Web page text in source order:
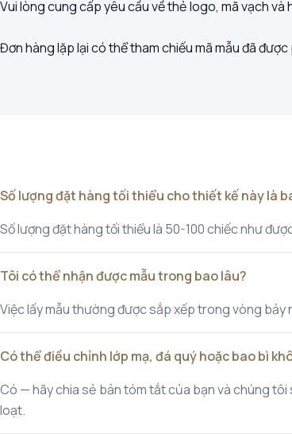
Vui lòng cung cấp yêu cầu về thẻ logo, mã vạch
Đơn hàng lặp lại có thể tham chiếu mã mẫu đã
Số lượng đặt hàng tối thiểu cho thiết kế này là
Số lượng đặt hàng tối thiểu là 50-100 chiếc như
Tôi có thể nhận được mẫu trong bao lâu?
Việc lấy mẫu thường được sắp xếp trong vòng bảy
Có thể điều chỉnh lớp mạ, đá quý hoặc bao bì
Có — hãy chia sẻ bản tóm tắt của bạn và chúng
loạt.